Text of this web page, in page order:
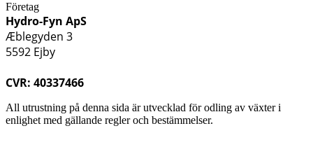
Företag
Hydro-Fyn ApS
Æblegyden 3
5592 Ejby
CVR: 40337466
All utrustning på denna sida är utvecklad för odling av växter i
enlighet med gällande regler och bestämmelser.